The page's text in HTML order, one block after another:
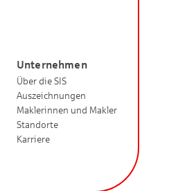
Unternehmen
Über die SIS
Auszeichnungen
Maklerinnen und Makler
Standorte
Karriere